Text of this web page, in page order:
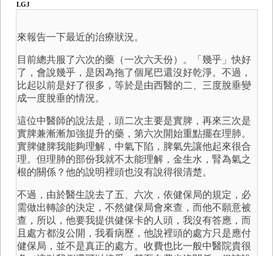
LGJ
來報告一下最近的治療狀況。
目前總共服了六次的藥（一次六天份）。「幾乎」快好
了，會說幾乎，是因為拖了個尾巴還沒好乾淨。不過，
比起以前是好了很多，等於是由西醫的二、三度脫垂變
成一度脫垂的情況。
這位中醫師的說法是，頭二次主要是實脾，再來三次是
實脾兼漸漸加強提升的藥，第六次開始重點擺在理肺。
實脾健脾我能夠理解，中氣下陷，脾氣先讓他起來很合
理。但理肺的部份我就不太能理解，金生水，腎為氣之
根的關係？他的說明裡頭也沒有說得很清楚。
不過，由於醫生說去了五、六次，依健保局的規定，必
需做出轉診的決定，不然健保局會來查，而他不願意被
查，所以，他要我提供健保卡的人頭，我沒有答應，而
且處方都沒公開，我看病歷，他說裡頭的處方只是應付
健保局，並不是真正的處方。收費也比一般中醫院貴很